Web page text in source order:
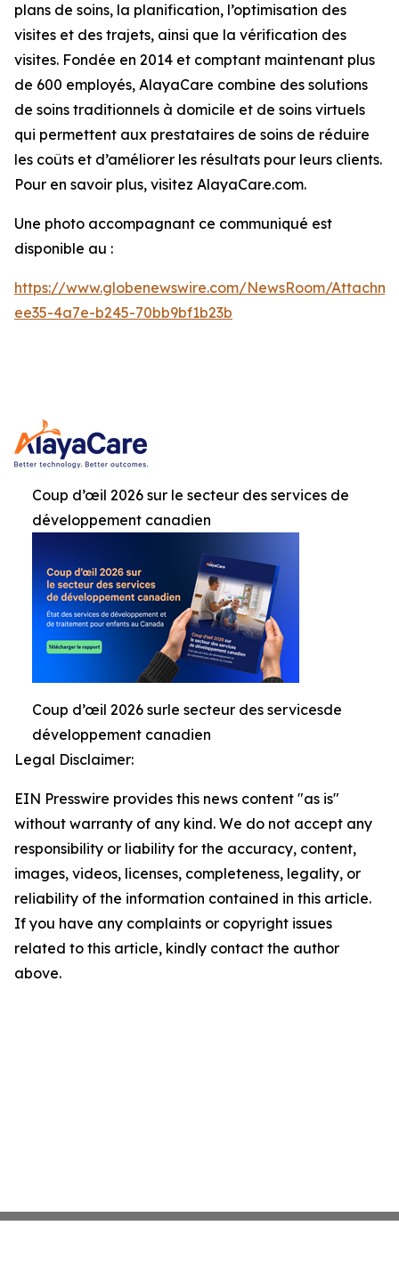
plans de soins, la planification, l’optimisation des
visites et des trajets, ainsi que la vérification des
visites. Fondée en 2014 et comptant maintenant plus
de 600 employés, AlayaCare combine des solutions
de soins traditionnels à domicile et de soins virtuels
qui permettent aux prestataires de soins de réduire
les coûts et d’améliorer les résultats pour leurs clients.
Pour en savoir plus, visitez AlayaCare.com.
Une photo accompagnant ce communiqué est
disponible au :
https://www.globenewswire.com/NewsRoom/
ee35-4a7e-b245-70bb9bf1b23b
Coup d’œil 2026 sur le secteur des services de
développement canadien
Coup d’œil 2026 surle secteur des servicesde
développement canadien
Legal Disclaimer:
EIN Presswire provides this news content "as is"
without warranty of any kind. We do not accept any
responsibility or liability for the accuracy, content,
images, videos, licenses, completeness, legality, or
reliability of the information contained in this article.
If you have any complaints or copyright issues
related to this article, kindly contact the author
above.